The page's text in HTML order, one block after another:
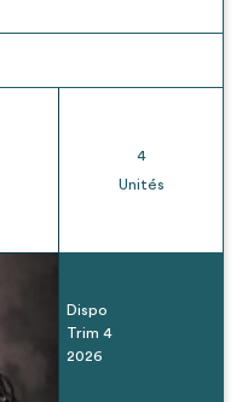
4
Unités
Dispo
Trim 4
2026